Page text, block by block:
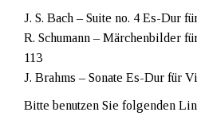
J. S. Bach – Suite no. 4 Es-Dur
R. Schumann – Märchenbilder
113
J. Brahms – Sonate Es-Dur für
Bitte benutzen Sie folgenden